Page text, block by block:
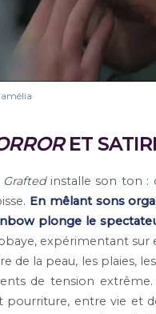
ET
Graftedinstalle son ton :
En mêlant sons
plonge le
expérimentant sur
de la peau, les plaies,
de tension
entre vie et